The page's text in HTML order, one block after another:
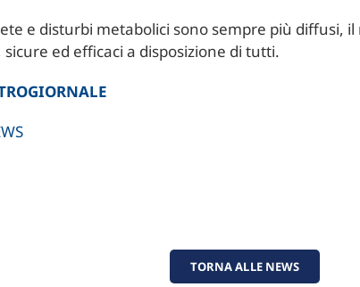
e disturbi metabolici sono sempre più diffusi,
ed efficaci a disposizione di tutti.
TORNA ALLE NEWS